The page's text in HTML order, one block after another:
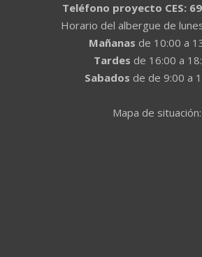
Teléfono proyecto CES:
Horario del albergue de
Mañanas de 10:00 a
Tardes de 16:00 a
Sabados de de 9:00 a
Mapa de situación: